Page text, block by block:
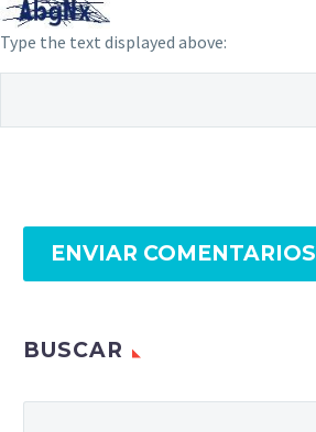
Type the text displayed above:
ENVIAR COMENTARIOS
BUSCAR